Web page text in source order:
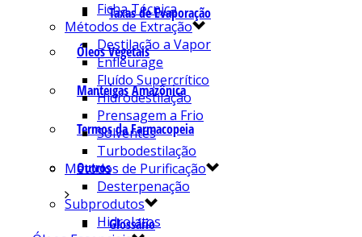
Taxas de Evaporação
Óleos Vegetais
Manteigas Amazônica
Termos da Farmacopeia
Outros
Glossário
Ficha Técnica
Métodos de Extração
Destilação a Vapor
Enfleurage
Fluído Supercrítico
Hidrodestilação
Prensagem a Frio
Solventes
Turbodestilação
Métodos de Purificação
Desterpenação
Subprodutos
Hidrolatos